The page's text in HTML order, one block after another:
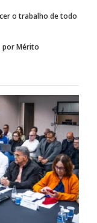
o trabalho de todo
por Mérito